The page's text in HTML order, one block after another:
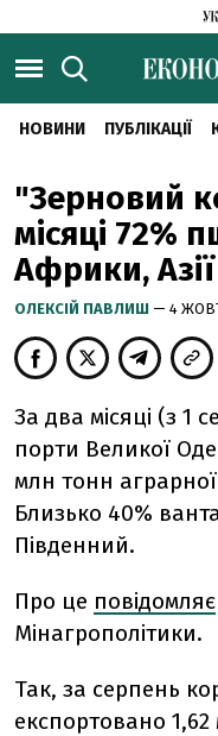
НОВИНИ ПУБЛІКАЦІЇ
"Зерновий
місяці 72%
Африки,
ОЛЕКСІЙ ПАВЛИШ — 4
За два місяці (з 1
порти Великої
млн тонн аграрної
Близько 40%
Південний.
Про це повідомляє
Мінагрополітики.
Так, за серпень
експортовано